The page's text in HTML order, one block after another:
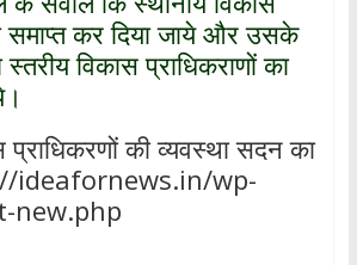
समाप्त कर दिया जाये और उसके
विकास प्राधिकराणों का
प्राधिकरणों की व्यवस्था सदन का
ideafornews.in/wp-
new.php